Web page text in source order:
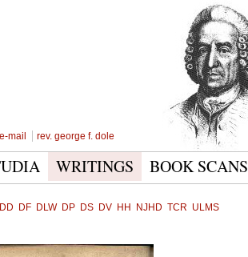
e-mail rev. george f. dole
WRITINGS
BOOK SCANS
DD DF DLW DP DS DV HH NJHD TCR ULMS